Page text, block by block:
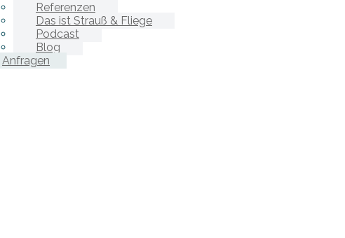
Referenzen
Das ist Strauß & Fliege
Podcast
Blog
Anfragen